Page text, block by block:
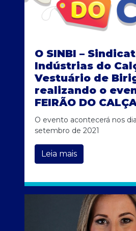
O SINBI –
Indústrias do
Vestuário de
realizando o
FEIRÃO DO
O evento acontecerá nos
setembro de 2021
Leia mais